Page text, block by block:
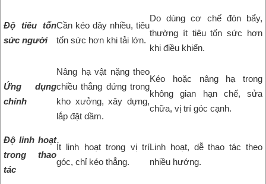
Độ tiêu tốn
sức người
Cần kéo dây nhiều, tiêu
tốn sức hơn khi tải lớn.
Do dùng cơ chế đòn bẩy,
thường ít tiêu tốn sức hơn
khi điều khiển.
Ứng dụng
chính
Nâng hạ vật nặng theo
chiều thẳng đứng trong
kho xưởng, xây dựng,
lắp đặt dầm.
Kéo hoặc nâng hạ trong
không gian hạn chế, sửa
chữa, vị trí góc cạnh.
Độ linh hoạt
trong thao
tác
Ít linh hoạt trong vị trí
góc, chỉ kéo thẳng.
Linh hoạt, dễ thao tác theo
nhiều hướng.